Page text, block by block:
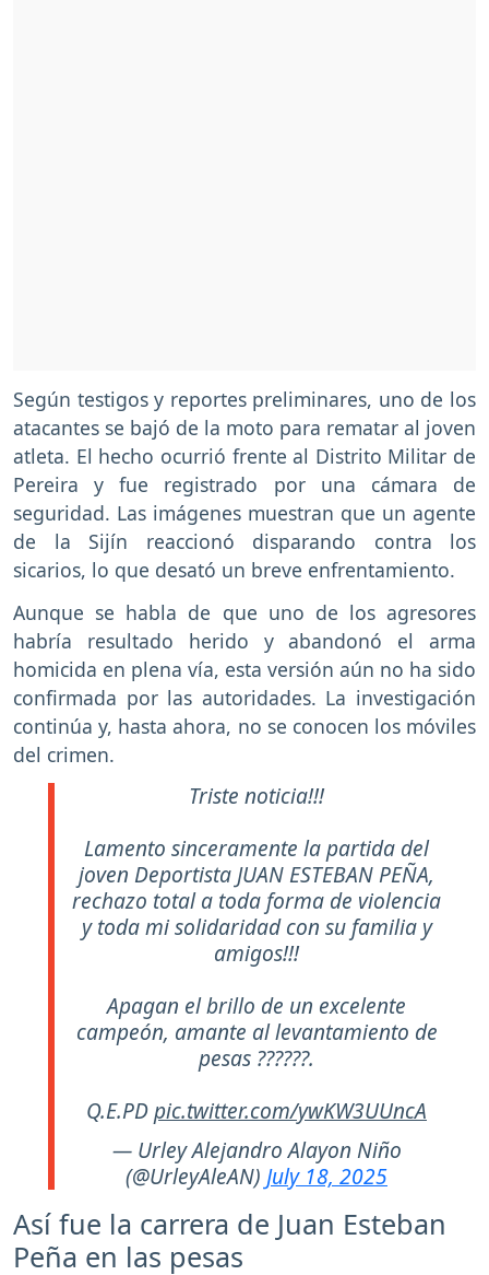
Según testigos y reportes preliminares, uno de los
atacantes se bajó de la moto para rematar al joven
atleta. El hecho ocurrió frente al Distrito Militar de
Pereira y fue registrado por una cámara de
seguridad. Las imágenes muestran que un agente
de la Sijín reaccionó disparando contra los
sicarios, lo que desató un breve enfrentamiento.
Aunque se habla de que uno de los agresores
habría resultado herido y abandonó el arma
homicida en plena vía, esta versión aún no ha sido
confirmada por las autoridades. La investigación
continúa y, hasta ahora, no se conocen los móviles
del crimen.
Triste noticia!!!
Lamento sinceramente la partida del
joven Deportista JUAN ESTEBAN PEÑA,
rechazo total a toda forma de violencia
y toda mi solidaridad con su familia y
amigos!!!
Apagan el brillo de un excelente
campeón, amante al levantamiento de
pesas ??????.
Q.E.PDpic.twitter.com/ywKW3UUncA
— Urley Alejandro Alayon Niño
(@UrleyAleAN) July 18, 2025
Así fue la carrera de Juan Esteban
Peña en las pesas